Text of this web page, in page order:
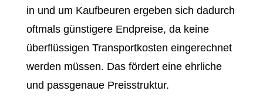
in und um Kaufbeuren ergeben sich dadurch
oftmals günstigere Endpreise, da keine
überflüssigen Transportkosten eingerechnet
werden müssen. Das fördert eine ehrliche
und passgenaue Preisstruktur.